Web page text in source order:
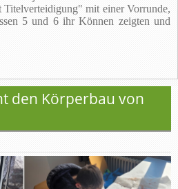
Titelverteidigung" mit einer Vorrunde,
5 und 6 ihr Können zeigten und
den Körperbau von